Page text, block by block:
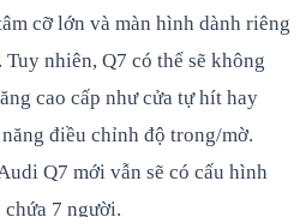
cỡ lớn và màn hình dành riêng
nhiên, Q7 có thể sẽ không
cao cấp như cửa tự hít hay
điều chỉnh độ trong/mờ.
Q7 mới vẫn sẽ có cấu hình
7 người.